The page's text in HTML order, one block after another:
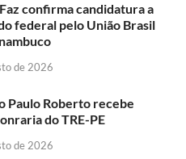
confirma candidatura a
federal pelo União Brasil
de 2026
Paulo Roberto recebe
do TRE-PE
de 2026